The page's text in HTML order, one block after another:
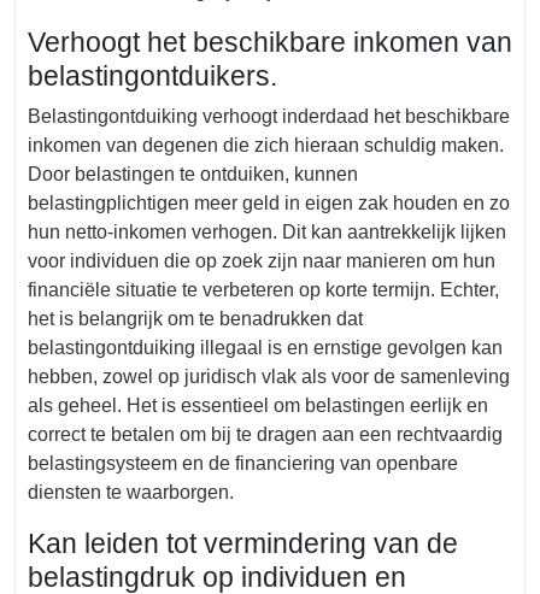
Verhoogt het beschikbare inkomen van
belastingontduikers.
Belastingontduiking verhoogt inderdaad het beschikbare
inkomen van degenen die zich hieraan schuldig maken.
Door belastingen te ontduiken, kunnen
belastingplichtigen meer geld in eigen zak houden en zo
hun netto-inkomen verhogen. Dit kan aantrekkelijk lijken
voor individuen die op zoek zijn naar manieren om hun
financiële situatie te verbeteren op korte termijn. Echter,
het is belangrijk om te benadrukken dat
belastingontduiking illegaal is en ernstige gevolgen kan
hebben, zowel op juridisch vlak als voor de samenleving
als geheel. Het is essentieel om belastingen eerlijk en
correct te betalen om bij te dragen aan een rechtvaardig
belastingsysteem en de financiering van openbare
diensten te waarborgen.
Kan leiden tot vermindering van de
belastingdruk op individuen en